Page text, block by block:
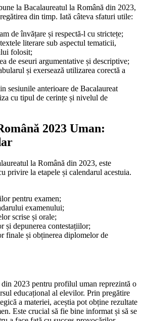
la Bacalaureatul la Română din 2023,
din timp. Iată câteva sfaturi utile:
de învățare și respectă-l cu strictețe;
literare sub aspectul tematicii,
folosit;
de eseuri argumentative și descriptive;
și exersează utilizarea corectă a
sesiunile anterioare de Bacalaureat
cu tipul de cerințe și nivelul de
2023 Uman:
la Română din 2023, este
privire la etapele și calendarul acestuia.
pentru examen;
examenului;
scrise și orale;
și depunerea contestațiilor;
finale și obținerea diplomelor de
2023 pentru profilul uman reprezintă o
educațional al elevilor. Prin pregătire
a materiei, aceștia pot obține rezultate
Este crucial să fie bine informat și să se